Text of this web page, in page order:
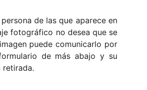
de las que aparece en
fotográfico no desea que se
puede comunicarlo por
de más abajo y su
retirada.